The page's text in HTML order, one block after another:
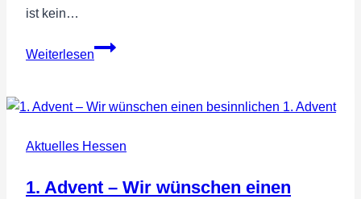
ist kein…
Weiterlesen
Hessen
Millionen
Steuergeld
für
Aktuelles Hessen
1. Advent – Wir wünschen einen